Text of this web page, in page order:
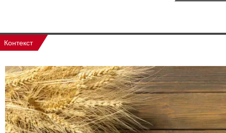
Контекст